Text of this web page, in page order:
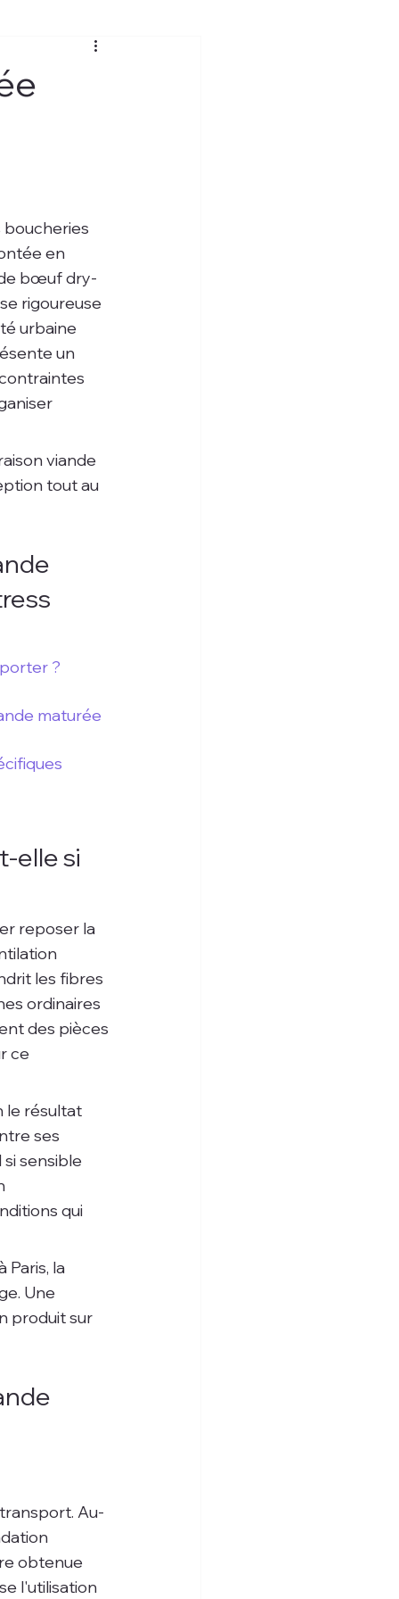
boucheries
en
bœuf dry-
rigoureuse
urbaine
un
viande
tout au
?
maturée
elle si
reposer la
les fibres
ordinaires
des pièces
ce
le résultat
ses
sensible
qui
Paris, la
Une
produit sur
Au-
obtenue
l'utilisation